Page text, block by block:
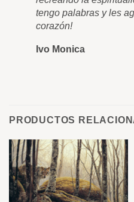
tengo palabras y les
corazón!
Ivo Monica
PRODUCTOS